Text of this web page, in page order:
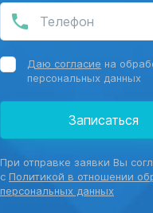
Даю согласие на
персональных данных
Записаться
При отправке заявки Вы
с Политикой в отношении
персональных данных